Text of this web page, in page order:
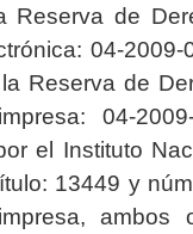
Reserva de
04-2009-
Reserva de
04-2009-
el Instituto
13449 y
ambos